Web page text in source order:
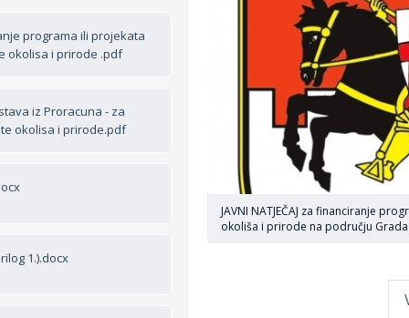
JAVNI NATJEČAJ za financiranje
okoliša i prirode na području
programa ili projekata
okolisa i prirode .pdf
iz Proracuna - za
okolisa i prirode.pdf
1.).docx